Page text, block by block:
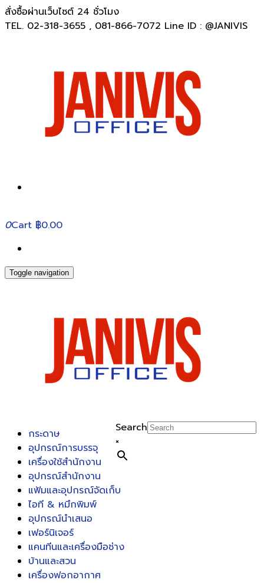
สั่งซื้อผ่านเว็บไซต์ 24 ชั่วโมง
TEL. 02-318-3655 , 081-866-7072 Line ID : @JANIVIS
0Cart ฿0.00
Toggle navigation
Search
×
กระดาษ
อุปกรณ์การบรรจุ
เครื่องใช้สำนักงาน
อุปกรณ์สำนักงาน
แฟ้มและอุปกรณ์จัดเก็บ
ไอที & หมึกพิมพ์
อุปกรณ์นำเสนอ
เฟอร์นิเจอร์
แคนทีนและเครื่องมือช่าง
บ้านและสวน
เครื่องฟอกอากาศ